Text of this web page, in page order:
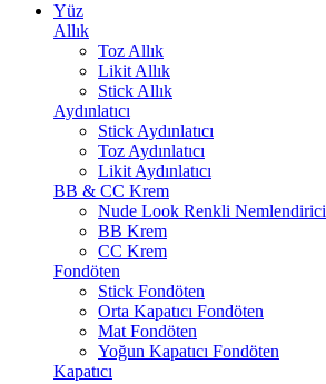
Yüz
Allık
Toz Allık
Likit Allık
Stick Allık
Aydınlatıcı
Stick Aydınlatıcı
Toz Aydınlatıcı
Likit Aydınlatıcı
BB & CC Krem
Nude Look Renkli Nemlendirici
BB Krem
CC Krem
Fondöten
Stick Fondöten
Orta Kapatıcı Fondöten
Mat Fondöten
Yoğun Kapatıcı Fondöten
Kapatıcı